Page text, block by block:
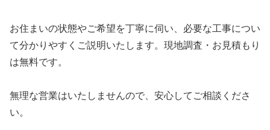
お住まいの状態やご希望を丁寧に伺い、必要な工事につい
て分かりやすくご説明いたします。現地調査・お見積もり
は無料です。
無理な営業はいたしませんので、安心してご相談くださ
い。